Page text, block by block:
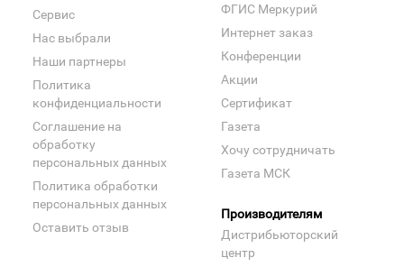
Сервис
Нас выбрали
Наши партнеры
Политика
конфиденциальности
Соглашение на
обработку
персональных данных
Политика обработки
персональных данных
Оставить отзыв
ФГИС Меркурий
Интернет заказ
Конференции
Акции
Сертификат
Газета
Хочу сотрудничать
Газета МСК
Производителям
Дистрибьюторский
центр